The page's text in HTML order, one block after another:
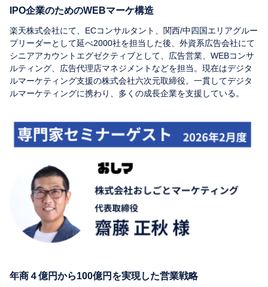
IPO企業のためのWEBマーケ構造
楽天株式会社にて、ECコンサルタント、関西/中四国エリアグルー
プリーダーとして延べ2000社を担当した後、外資系広告会社にて
シニアアカウントエグゼクティブとして、広告営業、WEBコンサ
ルティング、広告代理店マネジメントなどを担当。現在はデジタ
ルマーケティング支援の株式会社六次元取締役。一貫してデジタ
ルマーケティングに携わり、多くの成長企業を支援している。
年商４億円から100億円を実現した営業戦略